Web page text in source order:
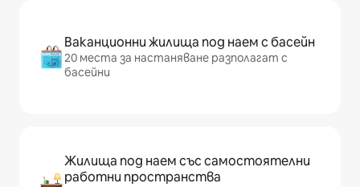
Ваканционни жилища под наем с басейн
20 места за настаняване разполагат с
басейни
Жилища под наем със самостоятелни
работни пространства